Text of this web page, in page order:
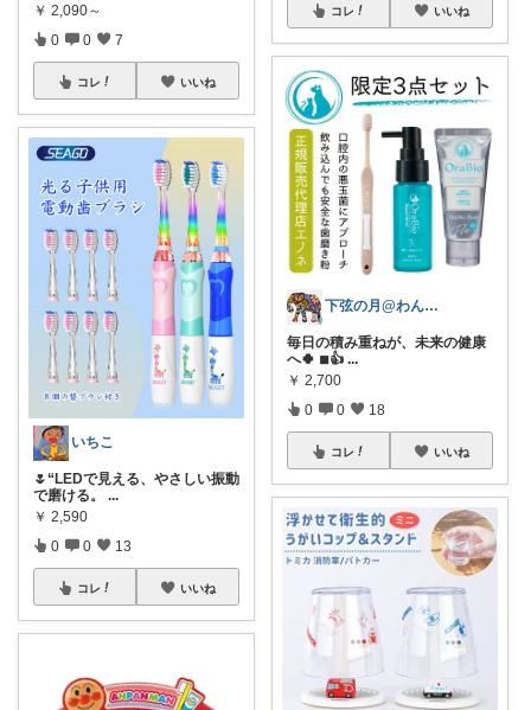
￥ 2,090～
0 0 7
コレ いいね
いちこ
🌷“LEDで見える、やさしい振動
で磨ける。
...
￥ 2,590
0 0 13
コレ いいね
コレ いいね
下弦の月@わんにゃん日和
毎日の積み重ねが、未来の健康
へ🍀 ◾︎👍 ...
￥ 2,700
0 0 18
コレ いいね